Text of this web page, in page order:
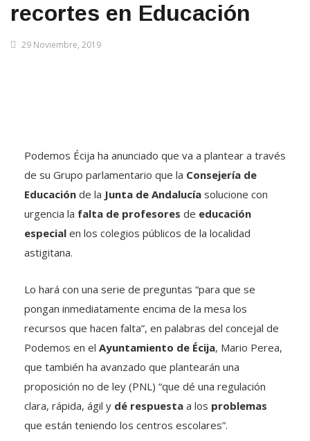
recortes en Educación
29 Noviembre, 2019
Podemos Écija ha anunciado que va a plantear a través
de su Grupo parlamentario que la Consejería de
Educación de la Junta de Andalucía solucione con
urgencia la falta de profesores de educación
especial en los colegios públicos de la localidad
astigitana.
Lo hará con una serie de preguntas “para que se
pongan inmediatamente encima de la mesa los
recursos que hacen falta”, en palabras del concejal de
Podemos en el Ayuntamiento de Écija, Mario Perea,
que también ha avanzado que plantearán una
proposición no de ley (PNL) “que dé una regulación
clara, rápida, ágil y dé respuesta a los problemas
que están teniendo los centros escolares”.